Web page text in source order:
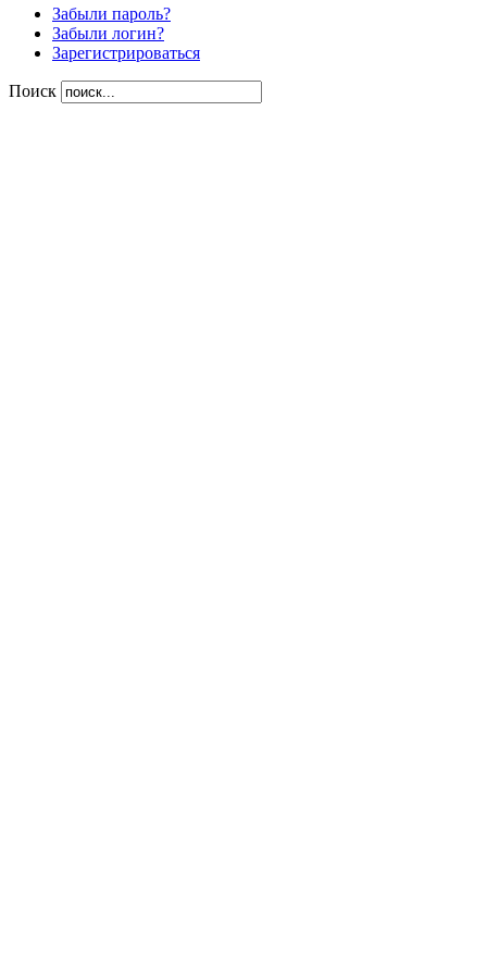
Забыли пароль?
Забыли логин?
Зарегистрироваться
Поиск